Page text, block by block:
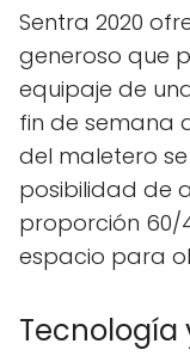
Sentra 2020
generoso que
equipaje de
fin de semana
del maletero
posibilidad de
proporción 60/
espacio para